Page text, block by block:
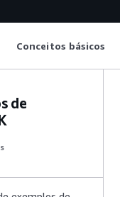
Conceitos básicos
de